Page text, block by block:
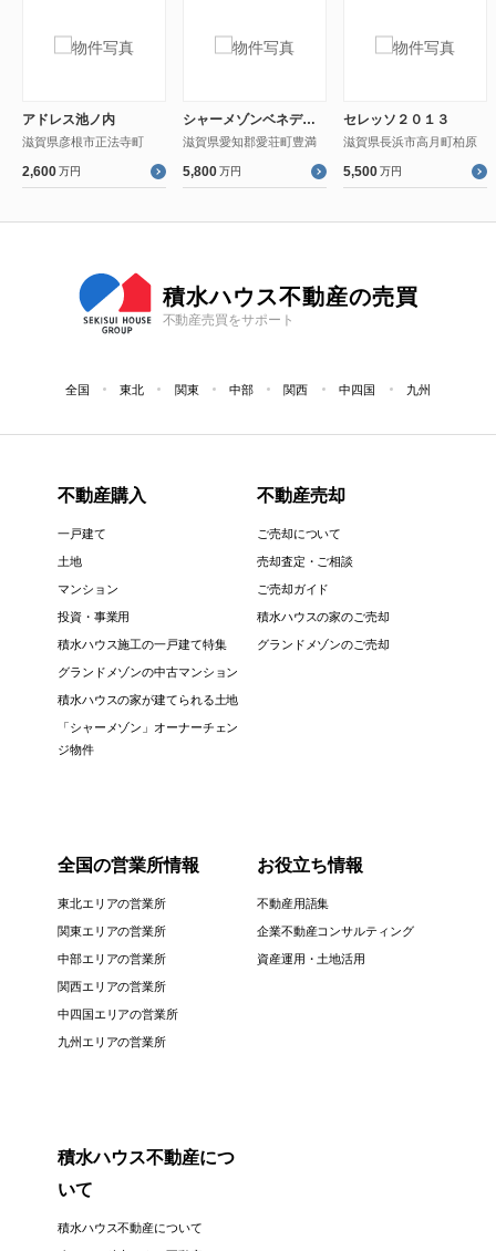
アドレス池ノ内
滋賀県彦根市正法寺町
2,600 万円
シャーメゾンベネディーレ
滋賀県愛知郡愛荘町豊満
5,800 万円
セレッソ２０１３
滋賀県長浜市高月町柏原
5,500 万円
積水ハウス不動産の売買
不動産売買をサポート
全国 東北 関東 中部 関西 中四国 九州
不動産購入
一戸建て
土地
マンション
投資・事業用
積水ハウス施工の一戸建て特集
グランドメゾンの中古マンション
積水ハウスの家が建てられる土地
「シャーメゾン」オーナーチェン
ジ物件
不動産売却
ご売却について
売却査定・ご相談
ご売却ガイド
積水ハウスの家のご売却
グランドメゾンのご売却
全国の営業所情報
東北エリアの営業所
関東エリアの営業所
中部エリアの営業所
関西エリアの営業所
中四国エリアの営業所
九州エリアの営業所
お役立ち情報
不動産用語集
企業不動産コンサルティング
資産運用・土地活用
積水ハウス不動産につ
いて
積水ハウス不動産について